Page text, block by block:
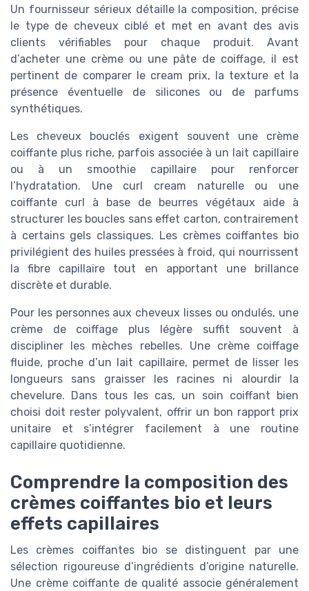
Un fournisseur sérieux détaille la composition, précise
le type de cheveux ciblé et met en avant des avis
clients vérifiables pour chaque produit. Avant
d’acheter une crème ou une pâte de coiffage, il est
pertinent de comparer le cream prix, la texture et la
présence éventuelle de silicones ou de parfums
synthétiques.
Les cheveux bouclés exigent souvent une crème
coiffante plus riche, parfois associée à un lait capillaire
ou à un smoothie capillaire pour renforcer
l’hydratation. Une curl cream naturelle ou une
coiffante curl à base de beurres végétaux aide à
structurer les boucles sans effet carton, contrairement
à certains gels classiques. Les crèmes coiffantes bio
privilégient des huiles pressées à froid, qui nourrissent
la fibre capillaire tout en apportant une brillance
discrète et durable.
Pour les personnes aux cheveux lisses ou ondulés, une
crème de coiffage plus légère suffit souvent à
discipliner les mèches rebelles. Une crème coiffage
fluide, proche d’un lait capillaire, permet de lisser les
longueurs sans graisser les racines ni alourdir la
chevelure. Dans tous les cas, un soin coiffant bien
choisi doit rester polyvalent, offrir un bon rapport prix
unitaire et s’intégrer facilement à une routine
capillaire quotidienne.
Comprendre la composition des
crèmes coiffantes bio et leurs
effets capillaires
Les crèmes coiffantes bio se distinguent par une
sélection rigoureuse d’ingrédients d’origine naturelle.
Une crème coiffante de qualité associe généralement